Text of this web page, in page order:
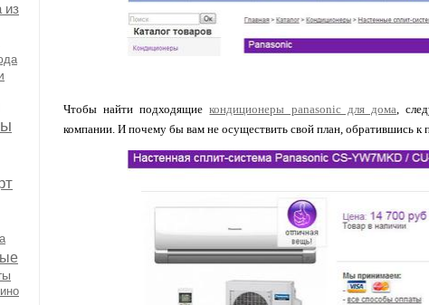
из
Чтобы найти подходящиекондиционеры panasonic для дома,
компании. И почему бы вам не осуществить свой план, обратившись к